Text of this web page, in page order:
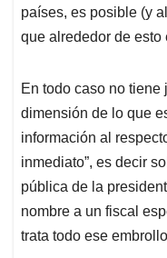
países, es posible (y
que alrededor de esto
En todo caso no
dimensión de lo que
información al
inmediato”, es decir
pública de la
nombre a un fiscal
trata todo ese